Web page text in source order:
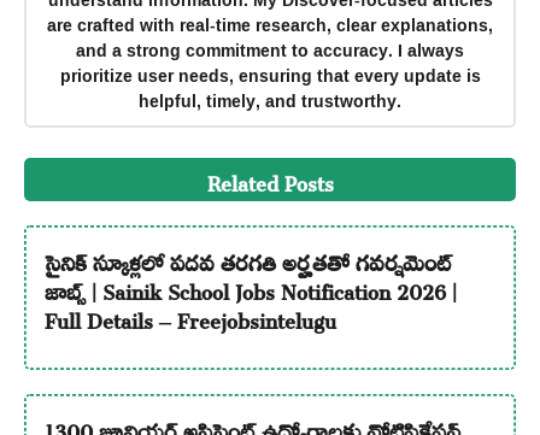
are crafted with real-time research, clear explanations,
and a strong commitment to accuracy. I always
prioritize user needs, ensuring that every update is
helpful, timely, and trustworthy.
Related Posts
సైనిక్ స్కూళ్లలో పదవ తరగతి అర్హతతో గవర్నమెంట్
జాబ్స్ | Sainik School Jobs Notification 2026 |
Full Details – Freejobsintelugu